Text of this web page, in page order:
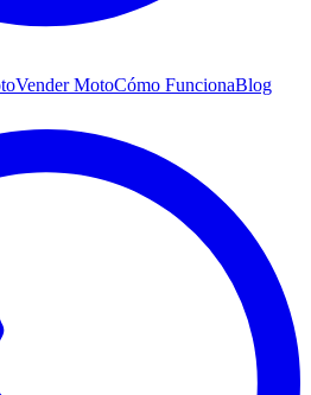
Vender MotoCómo FuncionaBlog